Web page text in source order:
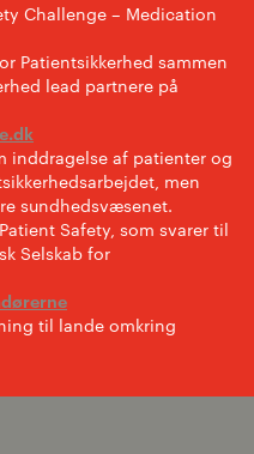
Challenge – Medication
Patientsikkerhed sammen
lead partnere på
inddragelse af patienter og
men
sundhedsvæsenet.
Safety, som svarer til
Selskab for
til lande omkring